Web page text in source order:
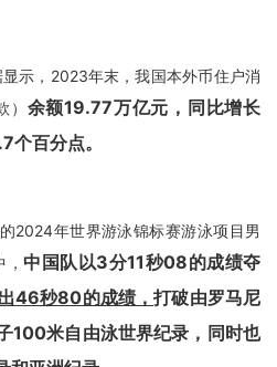
示，2023年末，我国本外币住户消
余额19.77万亿元，同比增长
百分点。
2024年世界游泳锦标赛游泳项目男
中国队以3分11秒08的成绩夺
46秒80的成绩，打破由罗马尼
100米自由泳世界纪录，同时也